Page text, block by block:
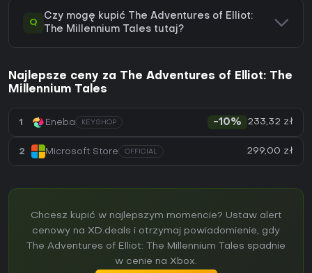
Q
Czy mogę kupić The Adventures of Elliot:
The Millennium Tales tutaj?
Najlepsze ceny za The Adventures of Elliot: The
Millennium Tales
1 Eneba KEYSHOP -10% 233,32 zł
2 Microsoft Store OFFICIAL 299,00 zł
Chcesz kupić w najlepszym momencie? Ustaw alert
cenowy na XD.deals i otrzymaj powiadomienie, gdy
The Adventures of Elliot: The Millennium Tales spadnie
w cenie na Xbox.